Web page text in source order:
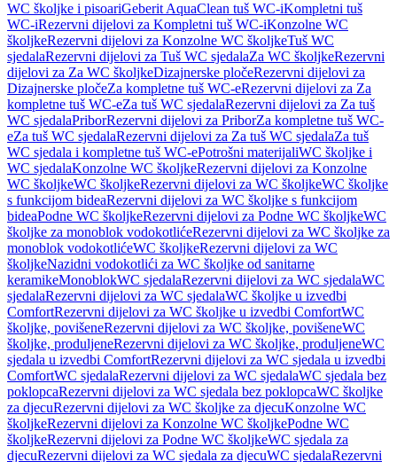
WC školjke i pisoariGeberit AquaClean tuš WC-iKompletni tuš
WC-iRezervni dijelovi za Kompletni tuš WC-iKonzolne WC
školjkeRezervni dijelovi za Konzolne WC školjkeTuš WC
sjedalaRezervni dijelovi za Tuš WC sjedalaZa WC školjkeRezervni
dijelovi za Za WC školjkeDizajnerske pločeRezervni dijelovi za
Dizajnerske pločeZa kompletne tuš WC-eRezervni dijelovi za Za
kompletne tuš WC-eZa tuš WC sjedalaRezervni dijelovi za Za tuš
WC sjedalaPriborRezervni dijelovi za PriborZa kompletne tuš WC-
eZa tuš WC sjedalaRezervni dijelovi za Za tuš WC sjedalaZa tuš
WC sjedala i kompletne tuš WC-ePotrošni materijaliWC školjke i
WC sjedalaKonzolne WC školjkeRezervni dijelovi za Konzolne
WC školjkeWC školjkeRezervni dijelovi za WC školjkeWC školjke
s funkcijom bideaRezervni dijelovi za WC školjke s funkcijom
bideaPodne WC školjkeRezervni dijelovi za Podne WC školjkeWC
školjke za monoblok vodokotlićeRezervni dijelovi za WC školjke za
monoblok vodokotlićeWC školjkeRezervni dijelovi za WC
školjkeNazidni vodokotlići za WC školjke od sanitarne
keramikeMonoblokWC sjedalaRezervni dijelovi za WC sjedalaWC
sjedalaRezervni dijelovi za WC sjedalaWC školjke u izvedbi
ComfortRezervni dijelovi za WC školjke u izvedbi ComfortWC
školjke, povišeneRezervni dijelovi za WC školjke, povišeneWC
školjke, produljeneRezervni dijelovi za WC školjke, produljeneWC
sjedala u izvedbi ComfortRezervni dijelovi za WC sjedala u izvedbi
ComfortWC sjedalaRezervni dijelovi za WC sjedalaWC sjedala bez
poklopcaRezervni dijelovi za WC sjedala bez poklopcaWC školjke
za djecuRezervni dijelovi za WC školjke za djecuKonzolne WC
školjkeRezervni dijelovi za Konzolne WC školjkePodne WC
školjkeRezervni dijelovi za Podne WC školjkeWC sjedala za
djecuRezervni dijelovi za WC sjedala za djecuWC sjedalaRezervni